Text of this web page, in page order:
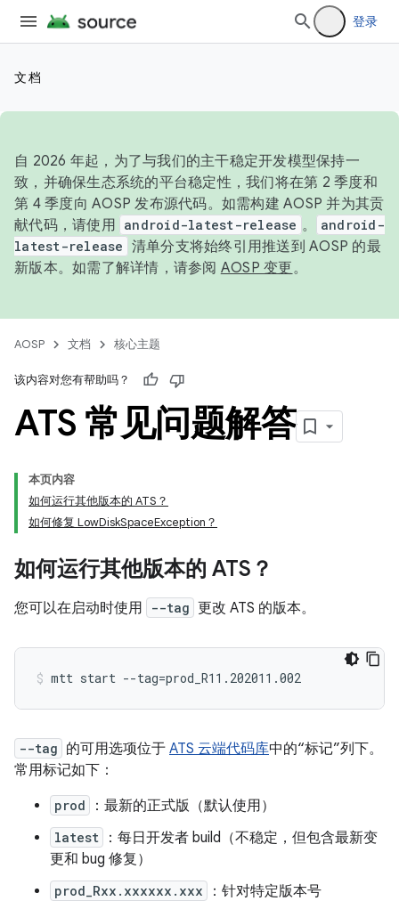
登录
文档
自 2026 年起，为了与我们的主干稳定开发模型保持一
致，并确保生态系统的平台稳定性，我们将在第 2 季度和
第 4 季度向 AOSP 发布源代码。如需构建 AOSP 并为其贡
献代码，请使用 android-latest-release 。
android-
latest-release 清单分支将始终引用推送到 AOSP 的最
新版本。如需了解详情，请参阅 AOSP 变更。
AOSP 文档 核心主题
该内容对您有帮助吗？
ATS 常见问题解答
本页内容
如何运行其他版本的 ATS？
如何修复 LowDiskSpaceException？
如何运行其他版本的 ATS？
您可以在启动时使用 --tag 更改 ATS 的版本。
--tag 的可用选项位于 ATS 云端代码库中的“标记”列下。
常用标记如下：
prod ：最新的正式版（默认使用）
latest
：每日开发者 build（不稳定，但包含最新变
更和 bug 修复）
prod_Rxx.xxxxxx.xxx ：针对特定版本号